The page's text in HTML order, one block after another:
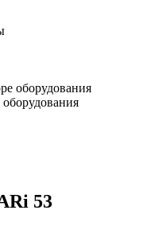
53